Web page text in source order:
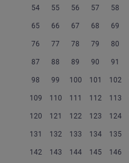
54 55 56 57 58
65 66 67 68 69
76 77 78 79 80
87 88 89 90 91
98 99 100 101 102
109 110 111 112 113
120 121 122 123 124
131 132 133 134 135
142 143 144 145 146